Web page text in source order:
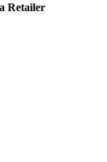
Retailer